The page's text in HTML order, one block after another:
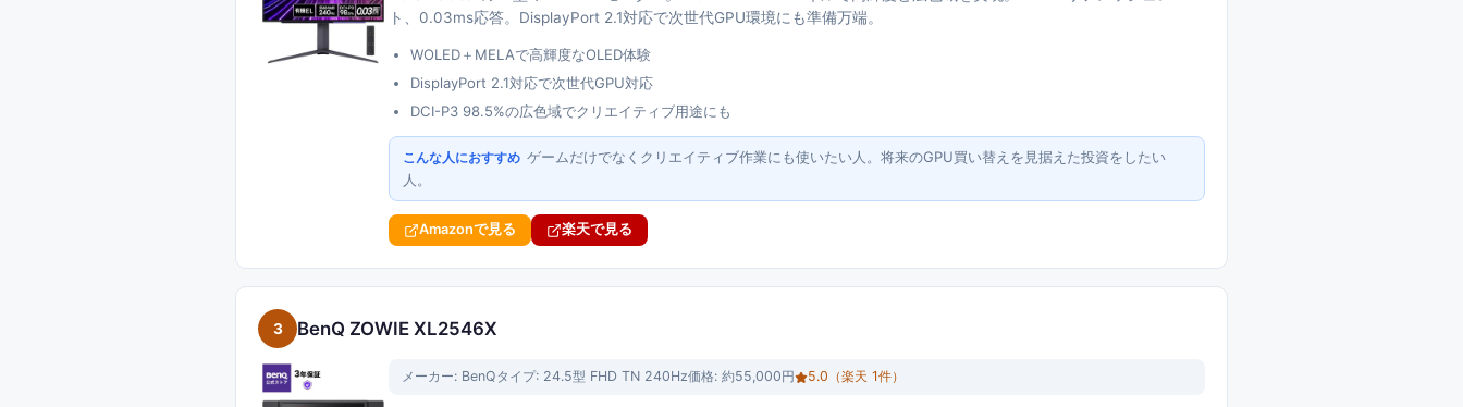
ト、0.03ms応答。DisplayPort 2.1対応で次世代GPU環境にも準備万端。
WOLED＋MELAで高輝度なOLED体験
DisplayPort 2.1対応で次世代GPU対応
DCI-P3 98.5%の広色域でクリエイティブ用途にも
こんな人におすすめ ゲームだけでなくクリエイティブ作業にも使いたい人。将来のGPU買い替えを見据えた投資をしたい
人。
Amazonで見る 楽天で見る
3 BenQ ZOWIE XL2546X
メーカー: BenQタイプ: 24.5型 FHD TN 240Hz価格: 約55,000円 5.0 （楽天 1件）